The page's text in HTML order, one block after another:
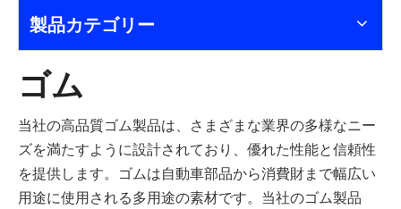
製品カテゴリー
ゴム
当社の高品質ゴム製品は、さまざまな業界の多様なニー
ズを満たすように設計されており、優れた性能と信頼性
を提供します。ゴムは自動車部品から消費財まで幅広い
用途に使用される多用途の素材です。当社のゴム製品